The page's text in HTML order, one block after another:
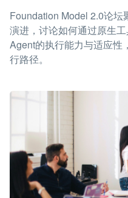
Foundation Model 2.0论坛
演进，讨论如何通过原生
Agent的执行能力与适应性
行路径。